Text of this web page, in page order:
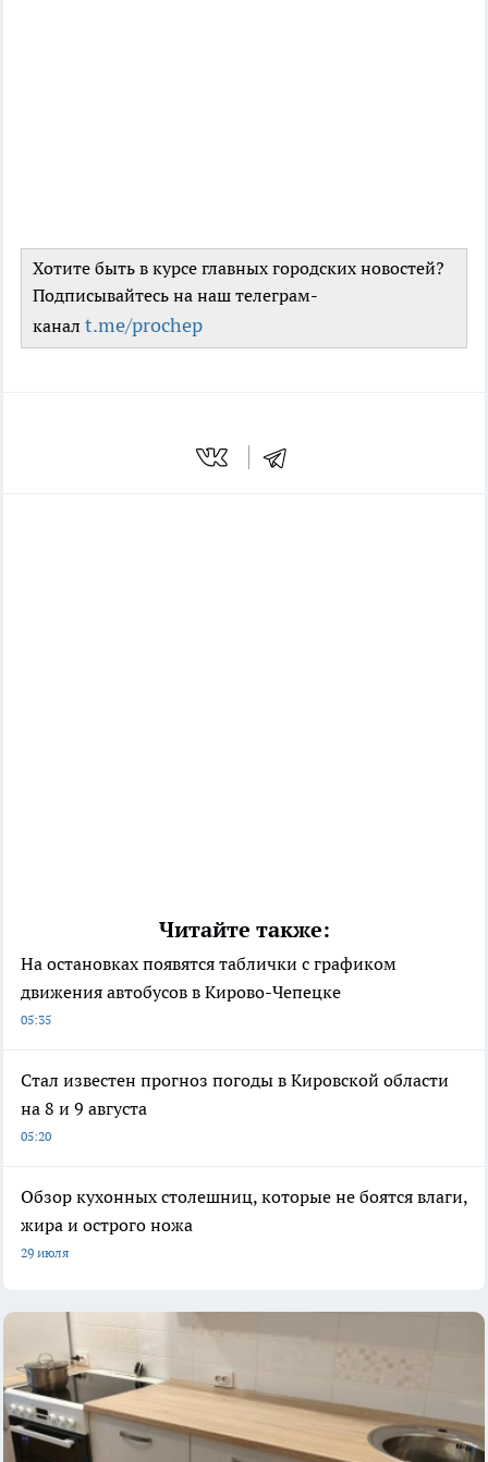
Хотите быть в курсе главных городских новостей?
Подписывайтесь на наш телеграм-
канал t.me/prochep
Читайте также:
На остановках появятся таблички с графиком
движения автобусов в Кирово-Чепецке
05:35
Стал известен прогноз погоды в Кировской области
на 8 и 9 августа
05:20
Обзор кухонных столешниц, которые не боятся влаги,
жира и острого ножа
29 июля